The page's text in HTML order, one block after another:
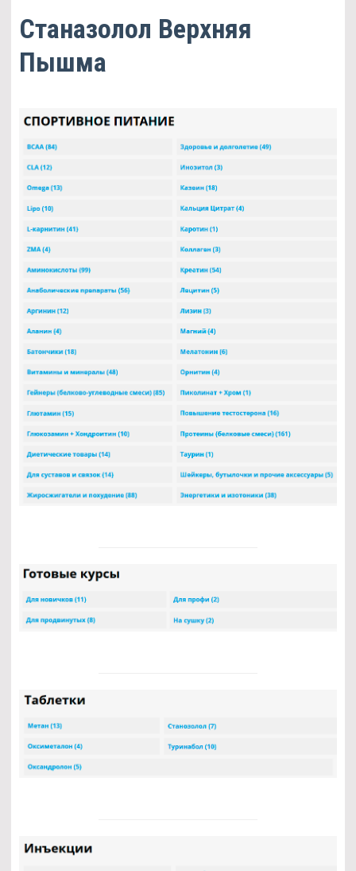
Станазолол Верхняя
Пышма